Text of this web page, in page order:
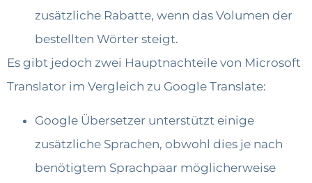
zusätzliche Rabatte, wenn das Volumen der
bestellten Wörter steigt.
Es gibt jedoch zwei Hauptnachteile von Microsoft
Translator im Vergleich zu Google Translate:
Google Übersetzer unterstützt einige
zusätzliche Sprachen, obwohl dies je nach
benötigtem Sprachpaar möglicherweise